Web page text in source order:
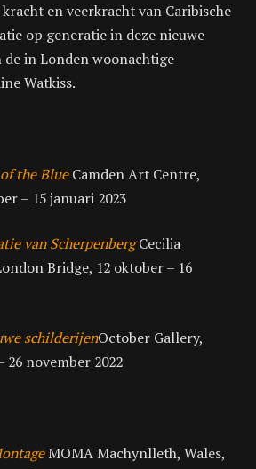
en veerkracht van Caribische
op generatie in deze nieuwe
in Londen woonachtige
Watkiss.
the BlueCamden Art Centre,
– 15 januari 2023
van ScherpenbergCecilia
Bridge, 12 oktober – 16
schilderijenOctober Gallery,
november 2022
MOMA Machynlleth, Wales,